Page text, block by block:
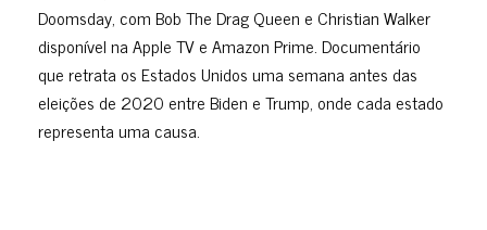
Doomsday, com Bob The Drag Queen e Christian Walker
disponível na Apple TV e Amazon Prime. Documentário
que retrata os Estados Unidos uma semana antes das
eleições de 2020 entre Biden e Trump, onde cada estado
representa uma causa.